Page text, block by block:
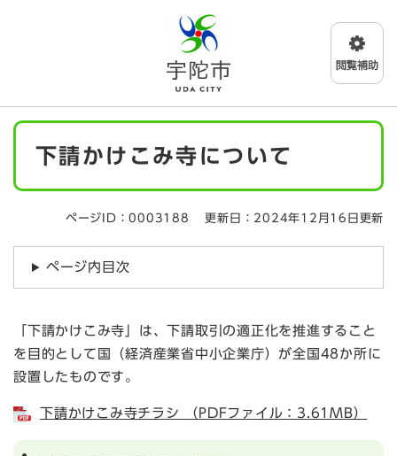
メニューを飛ばして本文へ
本
下請かけこみ寺について
ページID：0003188 更新日：2024年12月16日更新
ページ内目次
「下請かけこみ寺」は、下請取引の適正化を推進すること
を目的として国（経済産業省中小企業庁）が全国48か所に
設置したものです。
下請かけこみ寺チラシ （PDFファイル：3.61MB）